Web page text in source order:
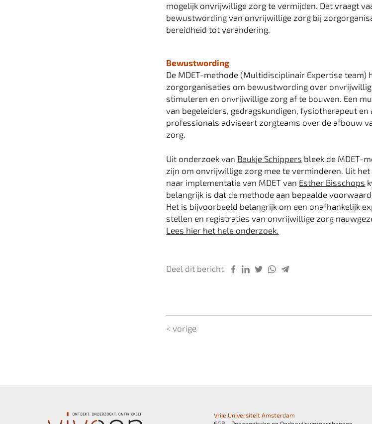
mogelijk onvrijwillige zorg te vermijden. Dat vraagt
bewustwording van onvrijwillige zorg bij
bereidheid tot verandering.
Bewustwording
De MDET-methode (Multidisciplinair Expertise team)
zorgorganisaties om bewustwording over
stimuleren en onvrijwillige zorg af te bouwen. Een
van begeleiders, gedragskundigen, fysiotherapeut en
professionals adviseert zorgteams over de afbouw
zorg.
Uit onderzoek van Baukje Schippers bleek de MDET-
zijn om onvrijwillige zorg mee te verminderen. Uit
naar implementatie van MDET van Esther Bisschops
belangrijk is dat de methode aan bepaalde
Het is bijvoorbeeld belangrijk om een onafhankelijk
stellen en registraties van onvrijwillige zorg
Lees hier het hele onderzoek.
Deel dit bericht
< vorige
Vrije Universiteit Amsterdam